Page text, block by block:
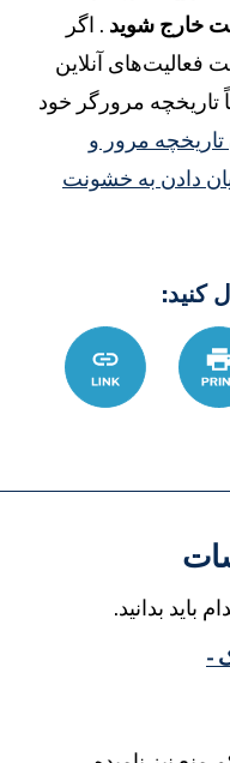
شوید. اگر
آنلاین
مرورگر خود
مرور و
به خشونت
topic/ahkam-
hfazty-
Link
بدانید.